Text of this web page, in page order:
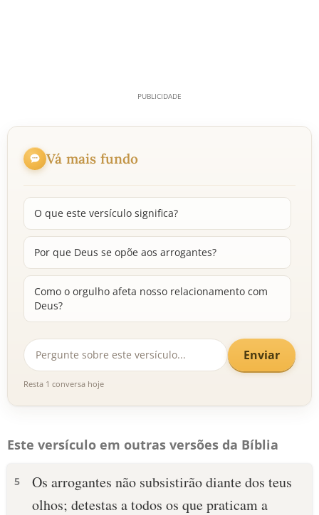
Vá mais fundo
O que este versículo significa?
Por que Deus se opõe aos arrogantes?
Como o orgulho afeta nosso relacionamento com
Deus?
Enviar
Resta 1 conversa hoje
Este versículo em outras versões da Bíblia
5
Os arrogantes não subsistirão diante dos teus
olhos; detestas a todos os que praticam a